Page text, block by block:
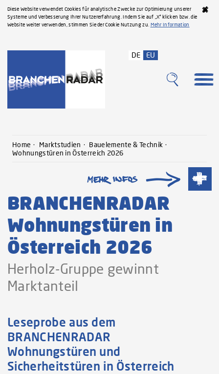
Diese Website verwendet Cookies für analytische Zwecke zur Optimierung unserer
Systeme und Verbesserung Ihrer Nutzererfahrung. Indem Sie auf „X“ klicken bzw. die
Website weiter verwenden, stimmen Sie der Cookie Nutzung zu. Mehr Information
DE EU
Home Marktstudien
Bauelemente & Technik
Wohnungstüren in Österreich 2026‌
BRANCHENRADAR
Wohnungstüren in
Österreich 2026
Herholz-Gruppe gewinnt
Marktanteil
Leseprobe aus dem
BRANCHENRADAR
Wohnungstüren und
Sicherheitstüren in Österreich